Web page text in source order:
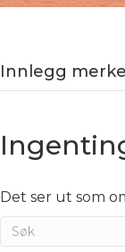
Innlegg
Det ser ut som